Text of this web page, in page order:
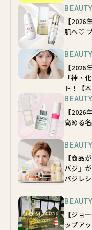
BEAUTY
【2026
肌へ♡
BEAUTY
【2026
「神・
ト！【本
BEAUTY
【2026
高める
BEAUTY
【商品
バジ』
バジレシ
BEAUTY
【ジョ
ップア